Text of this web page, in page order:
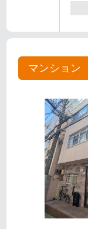
マンション